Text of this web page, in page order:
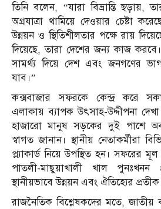
তিনি বলেন, “যারা বিভ্রান্তি ছড়ায়,
অগ্রযাত্রা থামিয়ে দেওয়ার চেষ্টা
উন্নয়ন ও স্থিতিশীলতার পক্ষে রায়
দিয়েছে, তারা দেশের জন্য কাজ
সামর্থ্য দিয়ে দেশ এবং জনগণের
যাব।”
কক্সবাজার সফরকে কেন্দ্র করে
এলাকায় ব্যাপক উৎসাহ-উদ্দীপনা
হাজারো মানুষ সড়কের দুই পাশে
স্বাগত জানান। স্থানীয় নেতাকর্মীরা
প্ল্যাকার্ড নিয়ে উপস্থিত হন। সফরের
পাতলী-মাছুয়াখালী খাল পুনঃখনন
স্থানীয়ভাবে উন্নয়ন এবং ঐতিহ্যের
রাজনৈতিক বিশ্লেষকদের মতে, জাতীয়